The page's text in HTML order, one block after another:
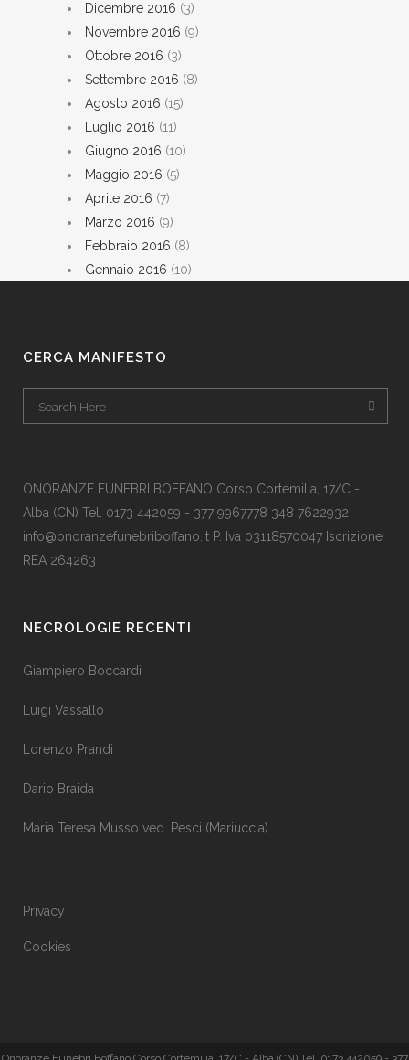
Dicembre 2016 (3)
Novembre 2016 (9)
Ottobre 2016 (3)
Settembre 2016 (8)
Agosto 2016 (15)
Luglio 2016 (11)
Giugno 2016 (10)
Maggio 2016 (5)
Aprile 2016 (7)
Marzo 2016 (9)
Febbraio 2016 (8)
Gennaio 2016 (10)
CERCA MANIFESTO
ONORANZE FUNEBRI BOFFANO Corso Cortemilia, 17/C -
Alba (CN) Tel. 0173 442059 - 377 9967778 348 7622932
info@onoranzefunebriboffano.it P. Iva 03118570047 Iscrizione
REA 264263
NECROLOGIE RECENTI
Giampiero Boccardi
Luigi Vassallo
Lorenzo Prandi
Dario Braida
Maria Teresa Musso ved. Pesci (Mariuccia)
Privacy
Cookies